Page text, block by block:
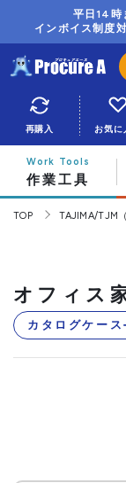
平日14時
インボイス制度
再購入 お気に
作業工具
TOP TAJIMA/TJM
オフィス
カタログケース